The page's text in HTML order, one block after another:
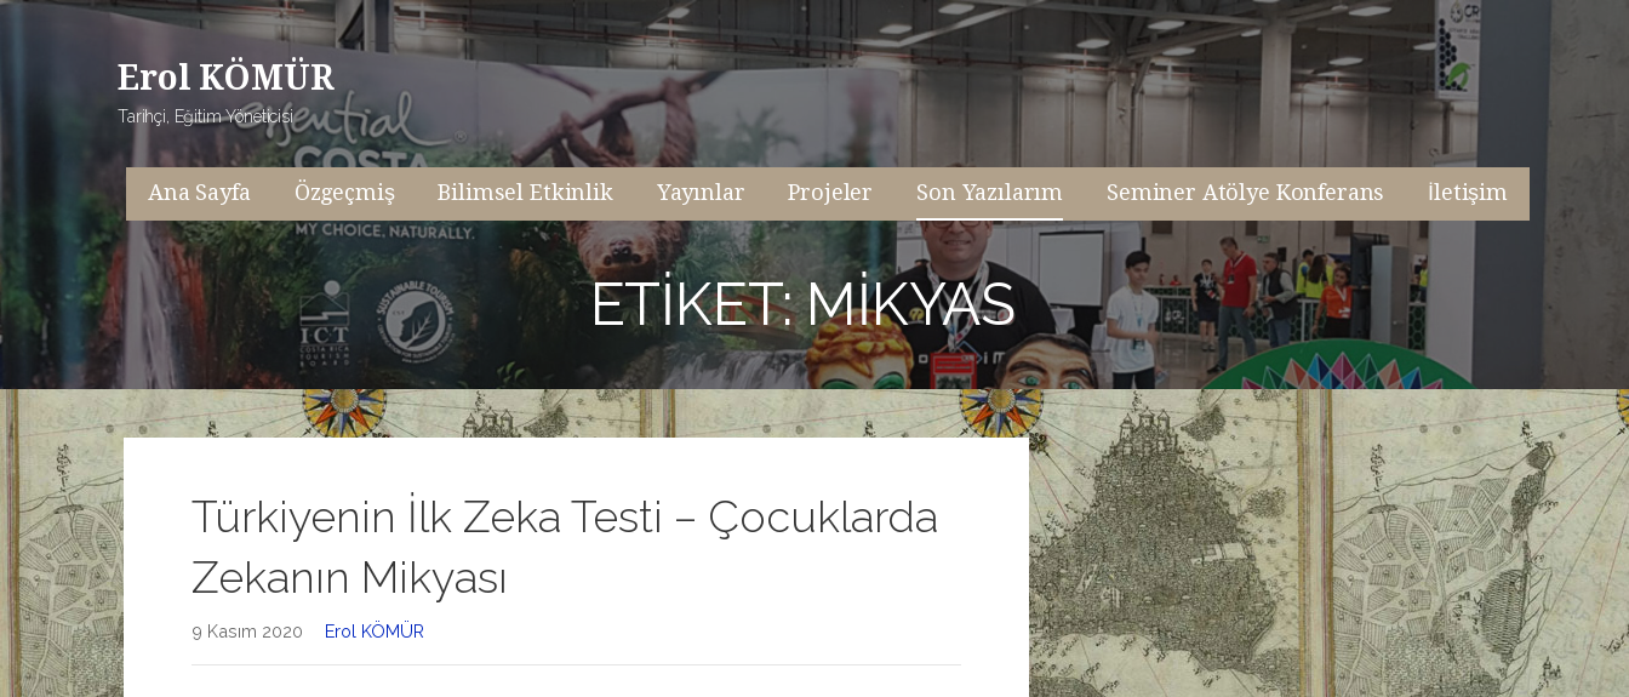
İçeriğe
Erol KÖMÜR
Tarihçi, Eğitim Yöneticisi
Ana Sayfa Özgeçmiş Bilimsel Etkinlik Yayınlar Projeler Son Yazılarım Seminer Atölye Konferans İletişim
ETIKET: MIKYAS
Türkiyenin İlk Zeka Testi – Çocuklarda
Zekanın Mikyası
9 Kasım 2020 Erol KÖMÜR